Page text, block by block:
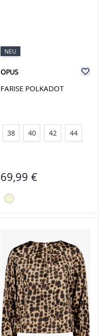
NEU
OPUS
FARISE POLKADOT
38 40 42 44
69,99 €